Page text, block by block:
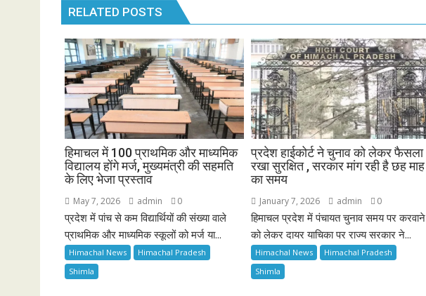
RELATED POSTS
हिमाचल में 100 प्राथमिक और माध्यमिक
विद्यालय होंगे मर्ज, मुख्यमंत्री की सहमति
के लिए भेजा प्रस्ताव
May 7, 2026 admin 0
प्रदेश में पांच से कम विद्यार्थियों की संख्या वाले
प्राथमिक और माध्यमिक स्कूलों को मर्ज या...
Himachal News
Himachal Pradesh
Shimla
प्रदेश हाईकोर्ट ने चुनाव को लेकर फैसला
रखा सुरक्षित , सरकार मांग रही है छह माह
का समय
January 7, 2026 admin 0
हिमाचल प्रदेश में पंचायत चुनाव समय पर करवाने
को लेकर दायर याचिका पर राज्य सरकार ने...
Himachal News
Himachal Pradesh
Shimla